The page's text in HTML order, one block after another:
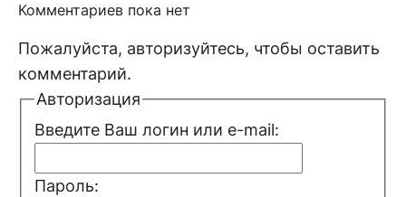
Комментариев пока нет
Пожалуйста, авторизуйтесь, чтобы оставить
комментарий.
Авторизация
Введите Ваш логин или e-mail:
Пароль: